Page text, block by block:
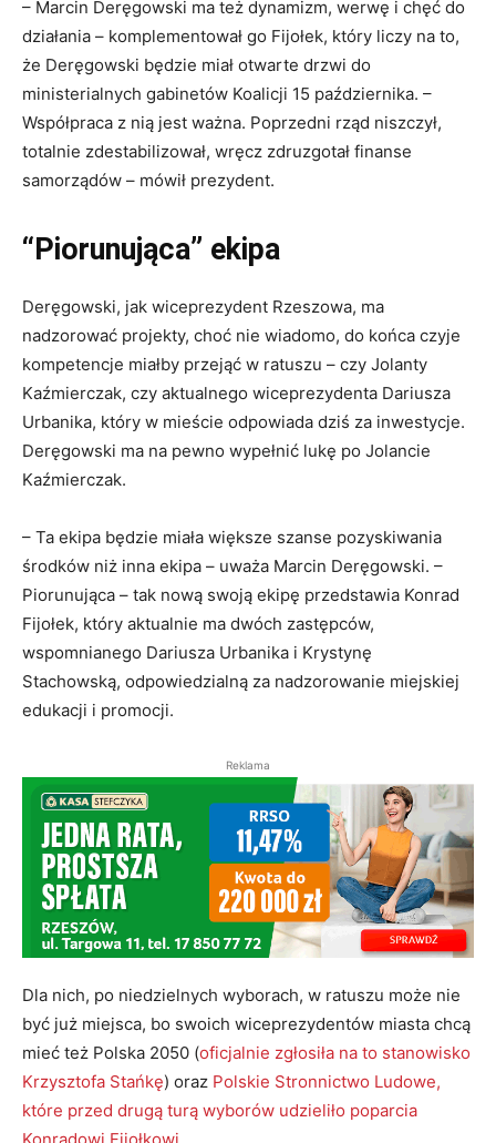
– Marcin Deręgowski ma też dynamizm, werwę i chęć do
działania – komplementował go Fijołek, który liczy na to,
że Deręgowski będzie miał otwarte drzwi do
ministerialnych gabinetów Koalicji 15 października. –
Współpraca z nią jest ważna. Poprzedni rząd niszczył,
totalnie zdestabilizował, wręcz zdruzgotał finanse
samorządów – mówił prezydent.
“Piorunująca” ekipa
Deręgowski, jak wiceprezydent Rzeszowa, ma
nadzorować projekty, choć nie wiadomo, do końca czyje
kompetencje miałby przejąć w ratuszu – czy Jolanty
Kaźmierczak, czy aktualnego wiceprezydenta Dariusza
Urbanika, który w mieście odpowiada dziś za inwestycje.
Deręgowski ma na pewno wypełnić lukę po Jolancie
Kaźmierczak.
– Ta ekipa będzie miała większe szanse pozyskiwania
środków niż inna ekipa – uważa Marcin Deręgowski. –
Piorunująca – tak nową swoją ekipę przedstawia Konrad
Fijołek, który aktualnie ma dwóch zastępców,
wspomnianego Dariusza Urbanika i Krystynę
Stachowską, odpowiedzialną za nadzorowanie miejskiej
edukacji i promocji.
Reklama
Dla nich, po niedzielnych wyborach, w ratuszu może nie
być już miejsca, bo swoich wiceprezydentów miasta chcą
mieć też Polska 2050 (oficjalnie zgłosiła na to stanowisko
Krzysztofa Stańkę) oraz Polskie Stronnictwo Ludowe,
które przed drugą turą wyborów udzieliło poparcia